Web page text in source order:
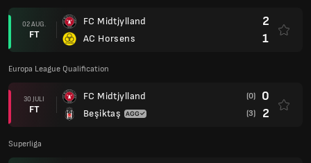
02 AUG.
FT
FC Midtjylland
AC Horsens
2
1
Europa League Qualification
30 JULI
FT
FC Midtjylland
Beşiktaş
(0) 0
(3) 2
Superliga